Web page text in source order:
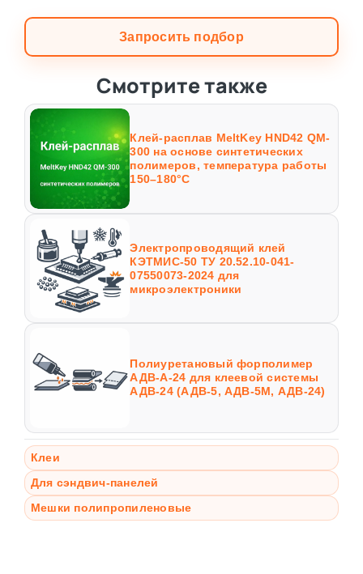
Запросить подбор
Смотрите также
Клей-расплав MeltKey HND42 QM-
300 на основе синтетических
полимеров, температура работы
150–180°С
Электропроводящий клей
КЭТМИС-50 ТУ 20.52.10-041-
07550073-2024 для
микроэлектроники
Полиуретановый форполимер
АДВ-А-24 для клеевой системы
АДВ-24 (АДВ-5, АДВ-5М, АДВ-24)
Клеи
Для сэндвич-панелей
Мешки полипропиленовые